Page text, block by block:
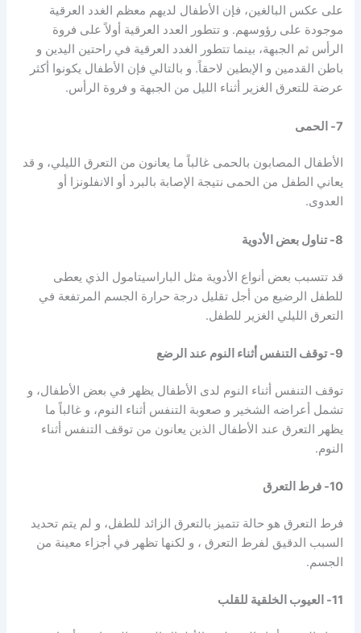
على عكس البالغين، فإن الأطفال لديهم معظم الغدد العرقية
موجودة على رؤوسهم. و تتطور العدد العرقية أولاً على فروة
الرأس ثم الجبهة، بينما تتطور الغدد العرقية في راحتين اليدين و
باطن القدمين و الإبطين لاحقاً. و بالتالي فإن الأطفال يكونوا أكثر
عرضة للتعرق الغزير أثناء الليل من الجبهة و فروة الرأس.
7- الحمى
الأطفال المصابون بالحمى غالباً ما يعانون من التعرق الليلي، و قد
يعاني الطفل من الحمى نتيجة الإصابة بالبرد أو الانفلونزا أو
العدوى.
8- تناول بعض الأدوية
قد تتسبب بعض أنواع الأدوية مثل الباراسيتامول الذي يعطى
للطفل الرضيع من أجل تقليل درجة حرارة الجسم المرتفعة في
التعرق الليلي الغزير للطفل.
9- توقف التنفس أثناء النوم عند الرضع
توقف التنفس أثناء النوم لدى الأطفال يظهر في بعض الأطفال، و
تشمل أعراضه الشخير و صعوبة التنفس أثناء النوم، و غالباً ما
يظهر التعرق عند الأطفال الذين يعانون من توقف التنفس أثناء
النوم.
10- فرط التعرق
فرط التعرق هو حالة تتميز بالتعرق الزائد للطفل، و لم يتم تحديد
السبب الدقيق لفرط التعرق ، و لكنها تظهر في أجزاء معينة من
الجسم.
11- العيوب الخلقية للقلب